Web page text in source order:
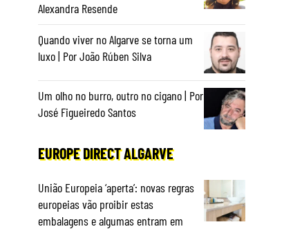
Alexandra Resende
Quando viver no Algarve se torna um
luxo | Por João Rúben Silva
Um olho no burro, outro no cigano | Por
José Figueiredo Santos
EUROPE DIRECT ALGARVE
União Europeia ‘aperta’: novas regras
europeias vão proibir estas
embalagens e algumas entram em